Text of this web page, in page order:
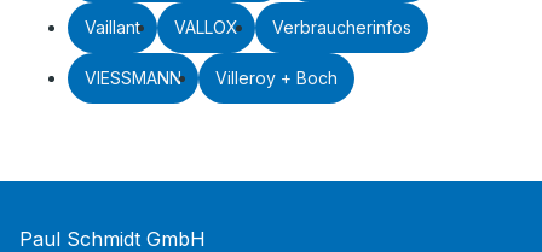
Vaillant VALLOX Verbraucherinfos
VIESSMANN Villeroy + Boch
Paul Schmidt GmbH